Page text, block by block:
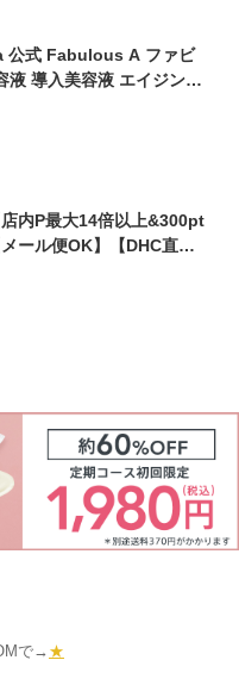
公式 Fabulous A ファビ
液 導入美容液 エイジング
パルミチン酸レチノール
ント 誕生日 彼女 ギフト
店内P最大14倍以上&300pt
ール便OK】【DHC直
ー 化粧品 レチノール 美
毛穴 プラセンタ 保湿クリ
で→ ★